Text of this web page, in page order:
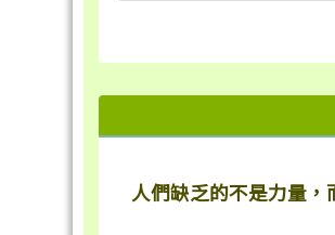
右邊區域內容
人們缺乏的不是力量，